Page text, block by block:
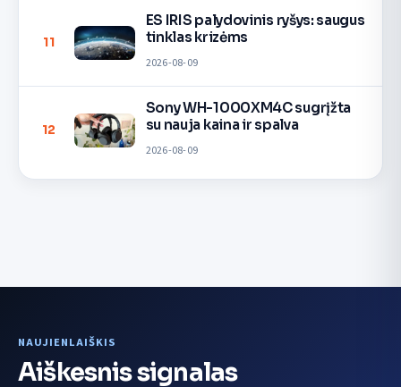
11
ES IRIS palydovinis ryšys: saugus
tinklas krizėms
2026-08-09
12
Sony WH-1000XM4C sugrįžta
su nauja kaina ir spalva
2026-08-09
NAUJIENLAIŠKIS
Aiškesnis signalas